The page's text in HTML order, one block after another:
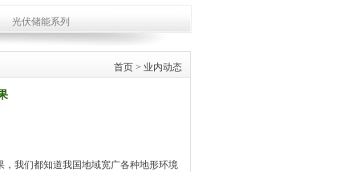
光伏储能系列
首页> 业内动态
我们都知道我国地域宽广各种地形环境